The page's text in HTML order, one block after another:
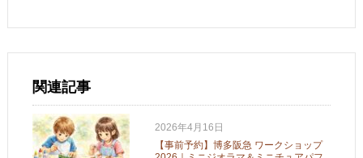
関連記事
2026年4月16日
【事前予約】博多阪急 ワークショップ